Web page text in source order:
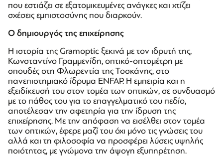
που εστιάζει σε εξατομικευμένες ανάγκες και χτίζει
σχέσεις εμπιστοσύνης που διαρκούν.
Ο δημιουργός της επιχείρησης
Η ιστορία της Gramoptic ξεκινά με τον ιδρυτή της,
Κωνσταντίνο Γραμμενίδη, οπτικό-οπτομέτρη με
σπουδές στη Φλωρεντία της Τοσκάνης, στο
πανεπιστημιακό ίδρυμα ENFAP. Η εμπειρία και η
εξειδίκευσή του στον τομέα των οπτικών, σε συνδυασμό
με το πάθος του για το επαγγελματικό του πεδίο,
αποτέλεσαν την αφετηρία για την ίδρυση της
επιχείρησης. Με την απόφαση να εισέλθει στον τομέα
των οπτικών, έφερε μαζί του όχι μόνο τις γνώσεις του
αλλά και τη φιλοσοφία να προσφέρει λύσεις υψηλής
ποιότητας, με γνώμονα την άψογη εξυπηρέτηση.